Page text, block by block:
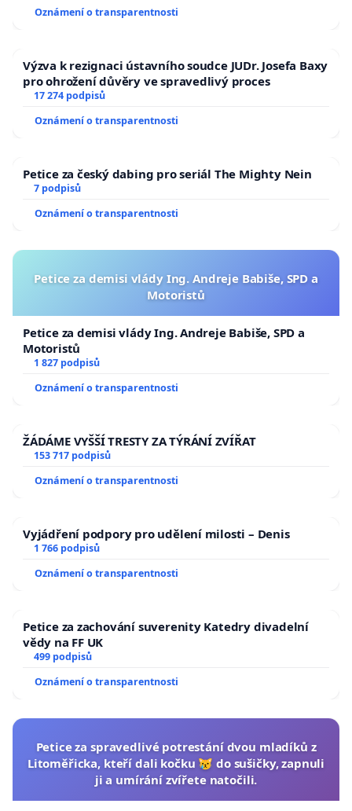
Oznámení o transparentnosti
Výzva k rezignaci ústavního soudce JUDr. Josefa Baxy
pro ohrožení důvěry ve spravedlivý proces
17 274 podpisů
Oznámení o transparentnosti
Petice za český dabing pro seriál The Mighty Nein
7 podpisů
Oznámení o transparentnosti
Petice za demisi vlády Ing. Andreje Babiše, SPD a
Motoristů
Petice za demisi vlády Ing. Andreje Babiše, SPD a
Motoristů
1 827 podpisů
Oznámení o transparentnosti
ŽÁDÁME VYŠŠÍ TRESTY ZA TÝRÁNÍ ZVÍŘAT
153 717 podpisů
Oznámení o transparentnosti
Vyjádření podpory pro udělení milosti – Denis
1 766 podpisů
Oznámení o transparentnosti
Petice za zachování suverenity Katedry divadelní
vědy na FF UK
499 podpisů
Oznámení o transparentnosti
Petice za spravedlivé potrestání dvou mladíků z
Litoměřicka, kteří dali kočku 😿 do sušičky, zapnuli
ji a umírání zvířete natočili.